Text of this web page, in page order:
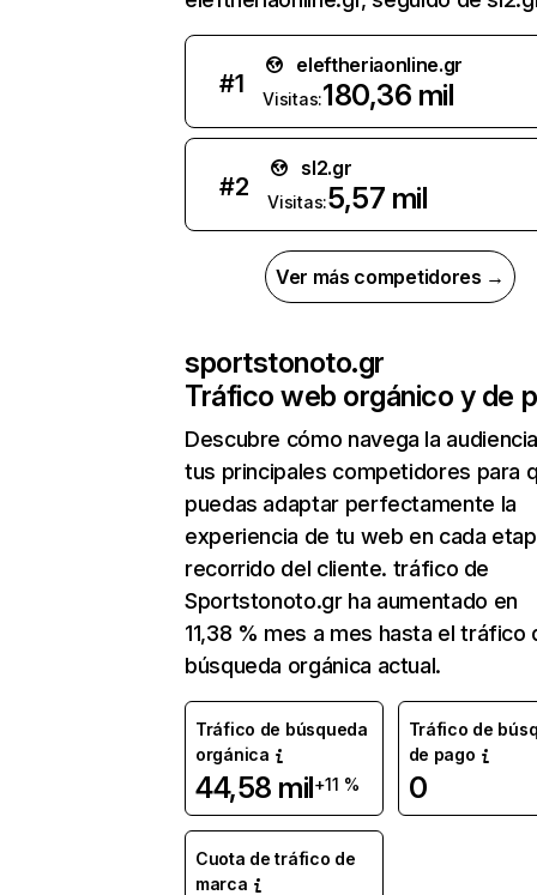
#1
eleftheriaonline.gr
Visitas:180,36 mil
#2
sl2.gr
Visitas:5,57 mil
Ver más competidores →
sportstonoto.gr
Tráfico web orgánico y de
Descubre cómo navega la
tus principales competidores para
puedas adaptar perfectamente la
experiencia de tu web en cada
recorrido del cliente. tráfico de
Sportstonoto.gr ha aumentado en
11,38 % mes a mes hasta el tráfico
búsqueda orgánica actual.
Tráfico de búsqueda
orgánica
44,58 mil+11 %
Tráfico de
de pago
0
Cuota de tráfico de
marca